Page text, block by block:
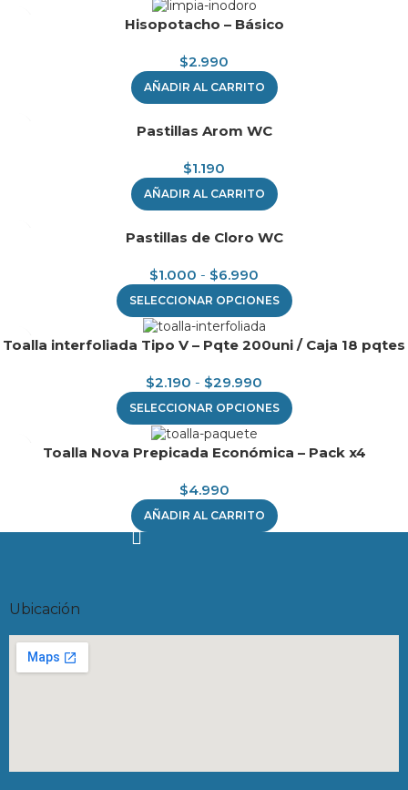
Hisopotacho – Básico
$2.990
AÑADIR AL CARRITO
Pastillas Arom WC
$1.190
AÑADIR AL CARRITO
Pastillas de Cloro WC
$1.000 - $6.990
SELECCIONAR OPCIONES
Toalla interfoliada Tipo V – Pqte 200uni / Caja 18 pqtes
$2.190 - $29.990
SELECCIONAR OPCIONES
Toalla Nova Prepicada Económica – Pack x4
$4.990
AÑADIR AL CARRITO
Ubicación